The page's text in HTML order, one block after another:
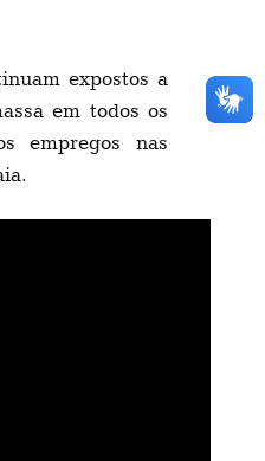
expostos a
em todos os
empregos nas